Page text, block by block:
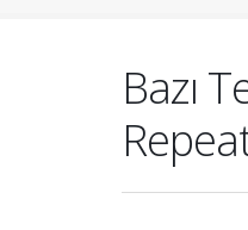
Bazı